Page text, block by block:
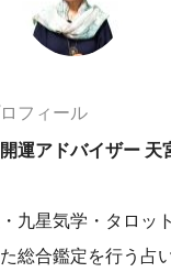
フィール
運アドバイザー 天
九星気学・タロッ
総合鑑定を行う占い